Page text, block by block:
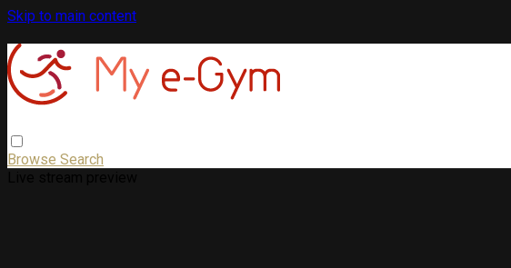
Skip to main content
Browse Search